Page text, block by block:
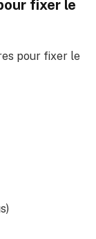
fixer le
pour fixer le